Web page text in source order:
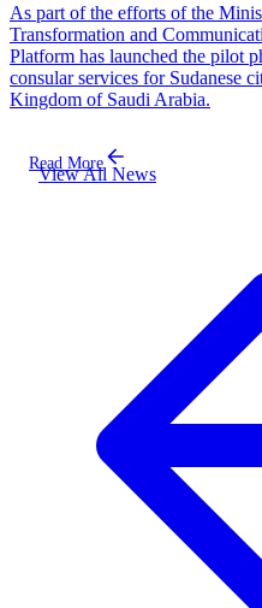
As part of the efforts of the
Transformation and
Platform has launched the pilot
consular services for Sudanese
Kingdom of Saudi Arabia.
Read More
View All News